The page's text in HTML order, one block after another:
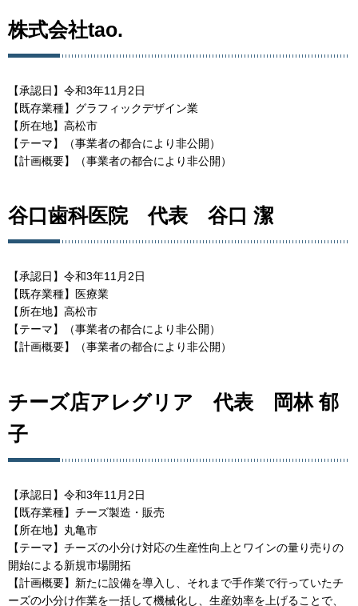
株式会社tao.
【承認日】令和3年11月2日
【既存業種】グラフィックデザイン業
【所在地】高松市
【テーマ】（事業者の都合により非公開）
【計画概要】（事業者の都合により非公開）
谷口歯科医院 代表 谷口 潔
【承認日】令和3年11月2日
【既存業種】医療業
【所在地】高松市
【テーマ】（事業者の都合により非公開）
【計画概要】（事業者の都合により非公開）
チーズ店アレグリア 代表 岡林 郁
子
【承認日】令和3年11月2日
【既存業種】チーズ製造・販売
【所在地】丸亀市
【テーマ】チーズの小分け対応の生産性向上とワインの量り売りの
開始による新規市場開拓
【計画概要】新たに設備を導入し、それまで手作業で行っていたチ
ーズの小分け作業を一括して機械化し、生産効率を上げることで、